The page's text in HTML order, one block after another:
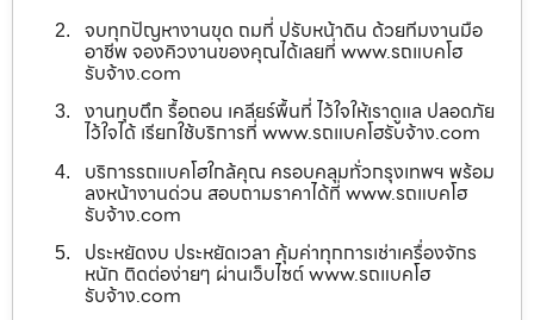
จบทุกปัญหางานขุด ถมที่ ปรับหน้าดิน ด้วยทีมงานมือ
อาชีพ จองคิวงานของคุณได้เลยที่ www.รถแบคโฮ
รับจ้าง.com
งานทุบตึก รื้อถอน เคลียร์พื้นที่ ไว้ใจให้เราดูแล ปลอดภัย
ไว้ใจได้ เรียกใช้บริการที่ www.รถแบคโฮรับจ้าง.com
บริการรถแบคโฮใกล้คุณ ครอบคลุมทั่วกรุงเทพฯ พร้อม
ลงหน้างานด่วน สอบถามราคาได้ที่ www.รถแบคโฮ
รับจ้าง.com
ประหยัดงบ ประหยัดเวลา คุ้มค่าทุกการเช่าเครื่องจักร
หนัก ติดต่อง่ายๆ ผ่านเว็บไซต์ www.รถแบคโฮ
รับจ้าง.com